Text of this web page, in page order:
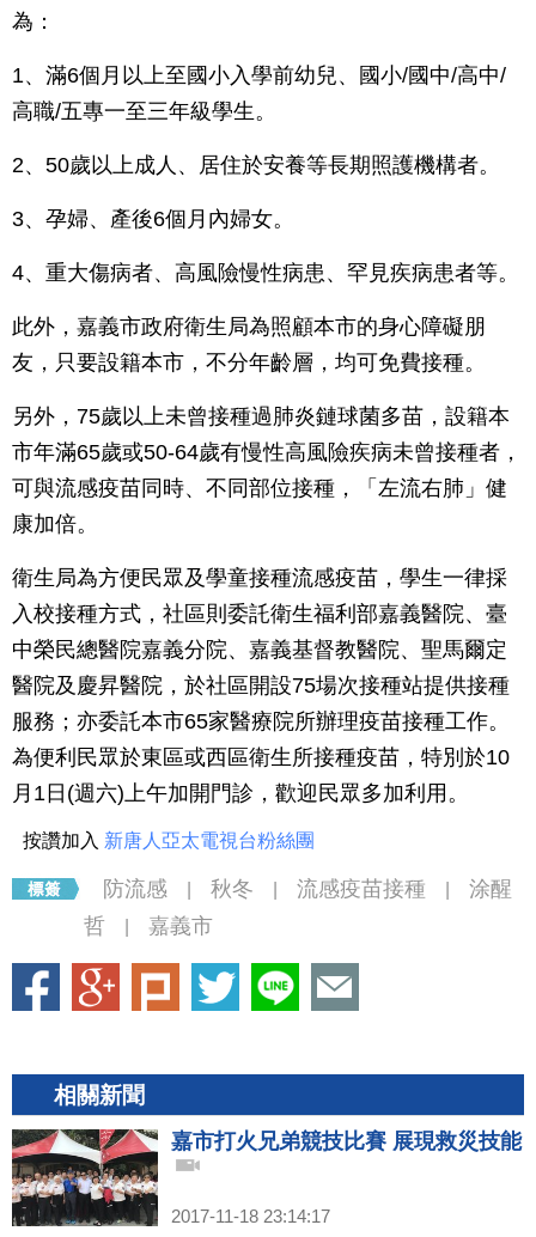
為：
1、滿6個月以上至國小入學前幼兒、國小/國中/高中/
高職/五專一至三年級學生。
2、50歲以上成人、居住於安養等長期照護機構者。
3、孕婦、產後6個月內婦女。
4、重大傷病者、高風險慢性病患、罕見疾病患者等。
此外，嘉義市政府衛生局為照顧本市的身心障礙朋
友，只要設籍本市，不分年齡層，均可免費接種。
另外，75歲以上未曾接種過肺炎鏈球菌多苗，設籍本
市年滿65歲或50-64歲有慢性高風險疾病未曾接種者，
可與流感疫苗同時、不同部位接種，「左流右肺」健
康加倍。
衛生局為方便民眾及學童接種流感疫苗，學生一律採
入校接種方式，社區則委託衛生福利部嘉義醫院、臺
中榮民總醫院嘉義分院、嘉義基督教醫院、聖馬爾定
醫院及慶昇醫院，於社區開設75場次接種站提供接種
服務；亦委託本市65家醫療院所辦理疫苗接種工作。
為便利民眾於東區或西區衛生所接種疫苗，特別於10
月1日(週六)上午加開門診，歡迎民眾多加利用。
按讚加入 新唐人亞太電視台粉絲團
防流感 秋冬 流感疫苗接種
涂醒
哲
嘉義市
相關新聞
嘉市打火兄弟競技比賽 展現救災技能
2017-11-18 23:14:17